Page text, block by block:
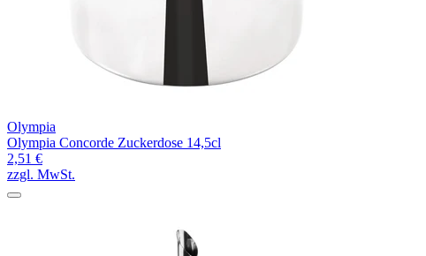
Olympia
Olympia Concorde Zuckerdose 14,5cl
2,51 €
zzgl. MwSt.